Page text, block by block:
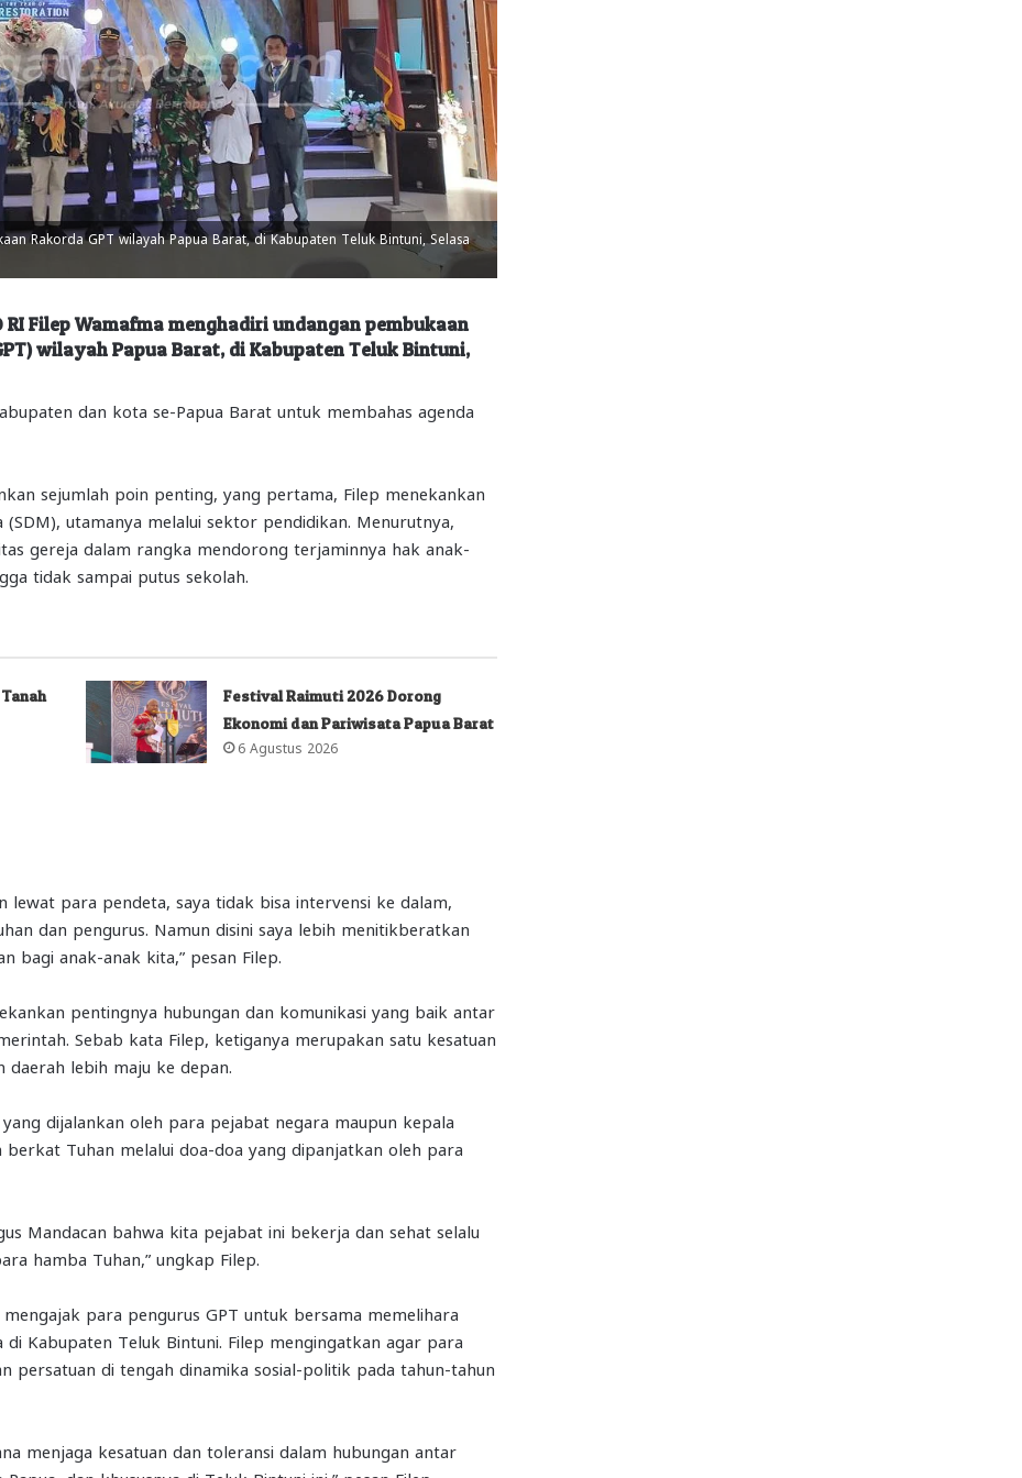
Rakorda GPT wilayah Papua Barat, di Kabupaten Teluk Bintuni, Selasa
RI Filep Wamafma menghadiri undangan pembukaan
wilayah Papua Barat, di Kabupaten Teluk Bintuni,
dan kota se-Papua Barat untuk membahas agenda
sejumlah poin penting, yang pertama, Filep menekankan
utamanya melalui sektor pendidikan. Menurutnya,
gereja dalam rangka mendorong terjaminnya hak anak-
tidak sampai putus sekolah.
Festival Raimuti 2026 Dorong
Ekonomi dan Pariwisata Papua Barat
6 Agustus 2026
lewat para pendeta, saya tidak bisa intervensi ke dalam,
dan pengurus. Namun disini saya lebih menitikberatkan
bagi anak-anak kita,” pesan Filep.
pentingnya hubungan dan komunikasi yang baik antar
Sebab kata Filep, ketiganya merupakan satu kesatuan
lebih maju ke depan.
dijalankan oleh para pejabat negara maupun kepala
Tuhan melalui doa-doa yang dipanjatkan oleh para
Mandacan bahwa kita pejabat ini bekerja dan sehat selalu
hamba Tuhan,” ungkap Filep.
para pengurus GPT untuk bersama memelihara
Kabupaten Teluk Bintuni. Filep mengingatkan agar para
persatuan di tengah dinamika sosial-politik pada tahun-tahun
menjaga kesatuan dan toleransi dalam hubungan antar